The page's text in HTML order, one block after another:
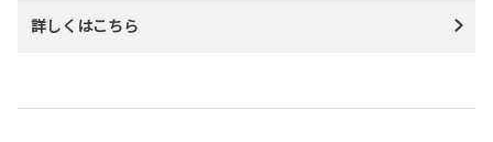
詳しくはこちら